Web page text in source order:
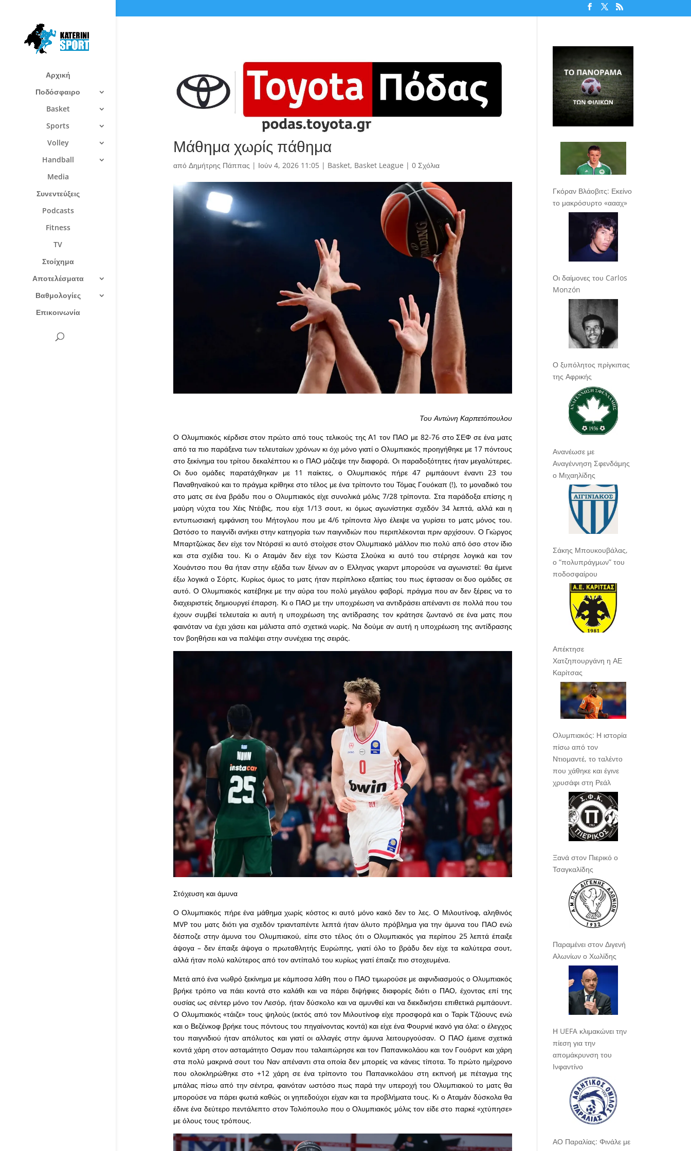
Αρχική
Ποδόσφαιρο
Basket
Sports
Volley
Handball
Media
Συνεντεύξεις
Podcasts
Fitness
TV
Στοίχημα
Αποτελέσματα
Βαθμολογίες
Επικοινωνία
Μάθημα χωρίς πάθημα
από Δημήτρης Πάππας | Ιούν 4, 2026 11:05| Basket, Basket League | 0 Σχόλια
Του Αντώνη Καρπετόπουλου
Ο Ολυμπιακός κέρδισε στον πρώτο από τους τελικούς της Α1 τον ΠΑΟ με 82-76 στο ΣΕΦ σε ένα ματς
από τα πιο παράξενα των τελευταίων χρόνων κι όχι μόνο γιατί ο Ολυμπιακός προηγήθηκε με 17 πόντους
στο ξεκίνημα του τρίτου δεκαλέπτου κι ο ΠΑΟ μάζεψε την διαφορά. Οι παραδοξότητες ήταν μεγαλύτερες.
Οι δυο ομάδες παρατάχθηκαν με 11 παίκτες, ο Ολυμπιακός πήρε 47 ριμπάουντ έναντι 23 του
Παναθηναϊκού και το πράγμα κρίθηκε στο τέλος με ένα τρίποντο του Τόμας Γουόκαπ (!), το μοναδικό του
στο ματς σε ένα βράδυ που ο Ολυμπιακός είχε συνολικά μόλις 7/28 τρίποντα. Στα παράδοξα επίσης η
μαύρη νύχτα του Χέις Ντέιβις, που είχε 1/13 σουτ, κι όμως αγωνίστηκε σχεδόν 34 λεπτά, αλλά και η
εντυπωσιακή εμφάνιση του Μήτογλου που με 4/6 τρίποντα λίγο έλειψε να γυρίσει το ματς μόνος του.
Ωστόσο το παιγνίδι ανήκει στην κατηγορία των παιγνιδιών που περιπλέκονται πριν αρχίσουν. Ο Γιώργος
Μπαρτζώκας δεν είχε τον Ντόρσεϊ κι αυτό στοίχισε στον Ολυμπιακό μάλλον πιο πολύ από όσο στον ίδιο
και στα σχέδια του. Κι ο Αταμάν δεν είχε τον Κώστα Σλούκα κι αυτό του στέρησε λογικά και τον
Χουάντσο που θα ήταν στην εξάδα των ξένων αν ο Ελληνας γκαρντ μπορούσε να αγωνιστεί: θα έμενε
έξω λογικά ο Σόρτς. Κυρίως όμως το ματς ήταν περίπλοκο εξαιτίας του πως έφτασαν οι δυο ομάδες σε
αυτό. Ο Ολυμπιακός κατέβηκε με την αύρα του πολύ μεγάλου φαβορί, πράγμα που αν δεν ξέρεις να το
διαχειριστείς δημιουργεί έπαρση. Κι ο ΠΑΟ με την υποχρέωση να αντιδράσει απέναντι σε πολλά που του
έχουν συμβεί τελευταία κι αυτή η υποχρέωση της αντίδρασης τον κράτησε ζωντανό σε ένα ματς που
φαινόταν να έχει χάσει και μάλιστα από σχετικά νωρίς. Να δούμε αν αυτή η υποχρέωση της αντίδρασης
τον βοηθήσει και να παλέψει στην συνέχεια της σειράς.
Στόχευση και άμυνα
Ο Ολυμπιακός πήρε ένα μάθημα χωρίς κόστος κι αυτό μόνο κακό δεν το λες. Ο Μιλουτίνοφ, αληθινός
ΜVP του ματς διότι για σχεδόν τριανταπέντε λεπτά ήταν άλυτο πρόβλημα για την άμυνα του ΠΑΟ ενώ
δέσποζε στην άμυνα του Ολυμπιακού, είπε στο τέλος ότι ο Ολυμπιακός για περίπου 25 λεπτά έπαιξε
άψογα – δεν έπαιξε άψογα ο πρωταθλητής Ευρώπης, γιατί όλο το βράδυ δεν είχε τα καλύτερα σουτ,
αλλά ήταν πολύ καλύτερος από τον αντίπαλό του κυρίως γιατί έπαιζε πιο στοχευμένα.
Μετά από ένα νωθρό ξεκίνημα με κάμποσα λάθη που ο ΠΑΟ τιμωρούσε με αιφνιδιασμούς ο Ολυμπιακός
βρήκε τρόπο να πάει κοντά στο καλάθι και να πάρει διψήφιες διαφορές διότι ο ΠΑΟ, έχοντας επί της
ουσίας ως σέντερ μόνο τον Λεσόρ, ήταν δύσκολο και να αμυνθεί και να διεκδικήσει επιθετικά ριμπάουντ.
Ο Ολυμπιακός «τάιζε» τους ψηλούς (εκτός από τον Μιλουτίνοφ είχε προσφορά και ο Ταρίκ Τζόουνς ενώ
και ο Βεζένκοφ βρήκε τους πόντους του πηγαίνοντας κοντά) και είχε ένα Φουρνιέ ικανό για όλα: ο έλεγχος
του παιγνιδιού ήταν απόλυτος και γιατί οι αλλαγές στην άμυνα λειτουργούσαν. Ο ΠΑΟ έμεινε σχετικά
κοντά χάρη στον ασταμάτητο Οσμαν που ταλαιπώρησε και τον Παπανικολάου και τον Γουόρντ και χάρη
στα πολύ μακρινά σουτ του Ναν απέναντι στα οποία δεν μπορείς να κάνεις τίποτα. Το πρώτο ημίχρονο
που ολοκληρώθηκε στο +12 χάρη σε ένα τρίποντο του Παπανικολάου στη εκπνοή με πέταγμα της
μπάλας πίσω από την σέντρα, φαινόταν ωστόσο πως παρά την υπεροχή του Ολυμπιακού το ματς θα
μπορούσε να πάρει φωτιά καθώς οι γηπεδούχοι είχαν και τα προβλήματα τους. Κι ο Αταμάν δύσκολα θα
έδινε ένα δεύτερο πεντάλεπτο στον Τολιόπουλο που ο Ολυμπιακός μόλις τον είδε στο παρκέ «χτύπησε»
με όλους τους τρόπους.
Γκόραν Βλάοβιτς: Εκείνο
το μακρόσυρτο «αααχ»
Οι δαίμονες του Carlos
Monzón
Ο ξυπόλητος πρίγκιπας
της Αφρικής
Ανανέωσε με
Αναγέννηση Σφενδάμης
ο Μιχαηλίδης
Σάκης Μπουκουβάλας,
ο “πολυπράγμων” του
ποδοσφαίρου
Απέκτησε
Χατζηπουργάνη η ΑΕ
Καρίτσας
Ολυμπιακός: Η ιστορία
πίσω από τον
Ντιομαντέ, το ταλέντο
που χάθηκε και έγινε
χρυσάφι στη Ρεάλ
Ξανά στον Πιερικό ο
Τσαγκαλίδης
Παραμένει στον Διγενή
Αλωνίων ο Χωλίδης
Η UEFA κλιμακώνει την
πίεση για την
απομάκρυνση του
Ινφαντίνο
ΑΟ Παραλίας: Φινάλε με